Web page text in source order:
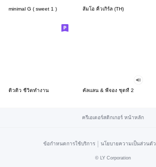
minimal G ( sweet 1 ) ส้มโอ คิ้วเกิร์ล (TH)
ดิวดิว ชีวิตทำงาน คัลแลน & พี่จอง ชุดที่ 2
ครีเอเตอร์สติกเกอร์ หน้าหลัก
ข้อกำหนดการใช้บริการ | นโยบายความเป็นส่วนตัว
© LY Corporation